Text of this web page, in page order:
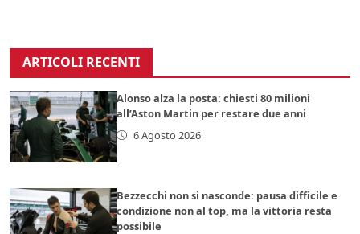
ARTICOLI RECENTI
Alonso alza la posta: chiesti 80 milioni
all’Aston Martin per restare due anni
6 Agosto 2026
Bezzecchi non si nasconde: pausa difficile e
condizione non al top, ma la vittoria resta
possibile